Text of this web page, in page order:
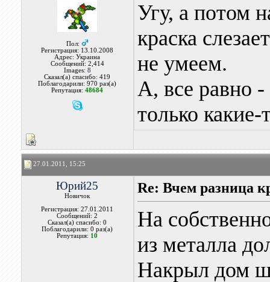
Пол:
Регистрация: 13.10.2008
Адрес: Украина
Сообщений: 2,414
Images: 8
Сказал(а) спасибо: 419
Поблагодарили: 970 раз(а)
Репутация:48684
Угу, а потом
краска
не умеем.
А, все равно
только
27.01.2011, 15:25
Юрий25
Новичок
Регистрация: 27.01.2011
Сообщений: 2
Сказал(а) спасибо: 0
Поблагодарили: 0 раз(а)
Репутация: 10
Re: Вчем разница
На
из металла
Накрыл дом